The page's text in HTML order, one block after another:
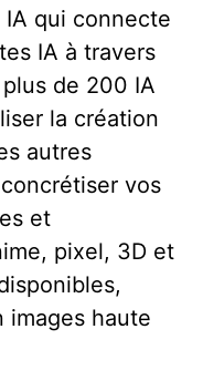
qui connecte
IA à travers
de 200 IA
la création
autres
vos
et
pixel, 3D et
images haute